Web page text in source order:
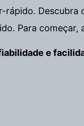
rápido.
Para
e